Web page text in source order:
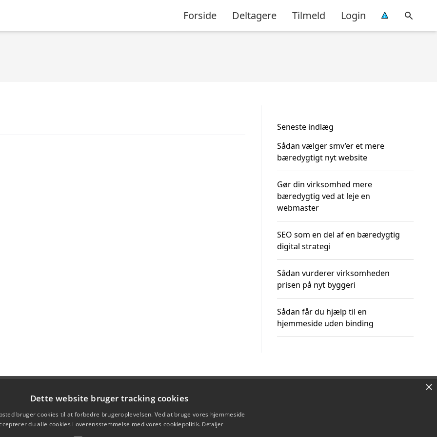
Forside Deltagere Tilmeld Login
Seneste indlæg
Sådan vælger smv’er et mere
bæredygtigt nyt website
Gør din virksomhed mere
bæredygtig ved at leje en
webmaster
SEO som en del af en bæredygtig
digital strategi
Sådan vurderer virksomheden
prisen på nyt byggeri
Sådan får du hjælp til en
hjemmeside uden binding
×
Dette website bruger tracking cookies
bruger cookies til at forbedre brugeroplevelsen. Ved at bruge vores hjemmeside
du alle cookies i overensstemmelse med vores cookiepolitik. Detaljer